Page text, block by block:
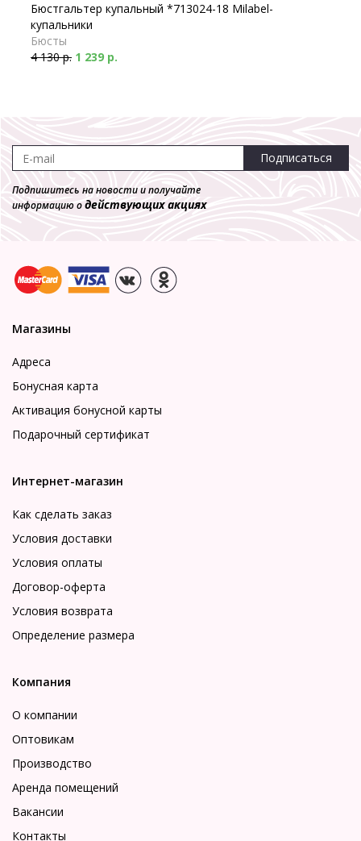
Бюстгальтер купальный *713024-18 Milabel-
купальники
Бюсты
4 130 р. 1 239 р.
Бюстгальтер купальный *712069-18 Milabel-
купальники
Подписаться
Подпишитесь на новости и получайте
информацию одействующих акциях
Магазины
Адреса
Бонусная карта
Активация бонусной карты
Подарочный сертификат
Интернет-магазин
Как сделать заказ
Условия доставки
Условия оплаты
Договор-оферта
Условия возврата
Определение размера
Компания
О компании
Оптовикам
Производство
Аренда помещений
Вакансии
Контакты